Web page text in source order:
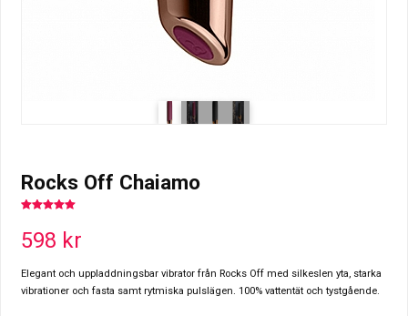
Rocks Off Chaiamo
598 kr
Elegant och uppladdningsbar vibrator från Rocks Off med silkeslen yta, starka
vibrationer och fasta samt rytmiska pulslägen. 100% vattentät och tystgående.